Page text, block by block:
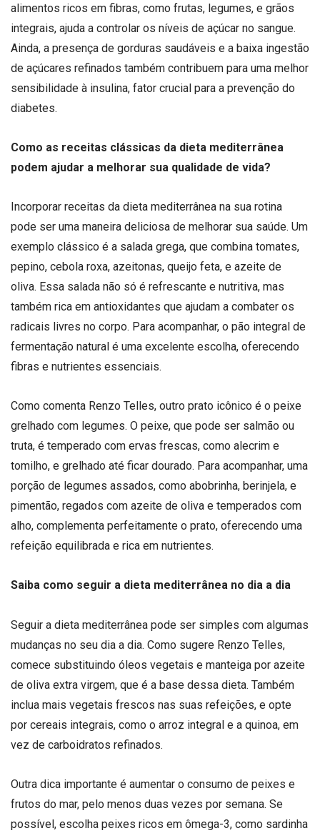
alimentos ricos em fibras, como frutas, legumes, e grãos
integrais, ajuda a controlar os níveis de açúcar no sangue.
Ainda, a presença de gorduras saudáveis e a baixa ingestão
de açúcares refinados também contribuem para uma melhor
sensibilidade à insulina, fator crucial para a prevenção do
diabetes.
Como as receitas clássicas da dieta mediterrânea
podem ajudar a melhorar sua qualidade de vida?
Incorporar receitas da dieta mediterrânea na sua rotina
pode ser uma maneira deliciosa de melhorar sua saúde. Um
exemplo clássico é a salada grega, que combina tomates,
pepino, cebola roxa, azeitonas, queijo feta, e azeite de
oliva. Essa salada não só é refrescante e nutritiva, mas
também rica em antioxidantes que ajudam a combater os
radicais livres no corpo. Para acompanhar, o pão integral de
fermentação natural é uma excelente escolha, oferecendo
fibras e nutrientes essenciais.
Como comenta Renzo Telles, outro prato icônico é o peixe
grelhado com legumes. O peixe, que pode ser salmão ou
truta, é temperado com ervas frescas, como alecrim e
tomilho, e grelhado até ficar dourado. Para acompanhar, uma
porção de legumes assados, como abobrinha, berinjela, e
pimentão, regados com azeite de oliva e temperados com
alho, complementa perfeitamente o prato, oferecendo uma
refeição equilibrada e rica em nutrientes.
Saiba como seguir a dieta mediterrânea no dia a dia
Seguir a dieta mediterrânea pode ser simples com algumas
mudanças no seu dia a dia. Como sugere Renzo Telles,
comece substituindo óleos vegetais e manteiga por azeite
de oliva extra virgem, que é a base dessa dieta. Também
inclua mais vegetais frescos nas suas refeições, e opte
por cereais integrais, como o arroz integral e a quinoa, em
vez de carboidratos refinados.
Outra dica importante é aumentar o consumo de peixes e
frutos do mar, pelo menos duas vezes por semana. Se
possível, escolha peixes ricos em ômega-3, como sardinha